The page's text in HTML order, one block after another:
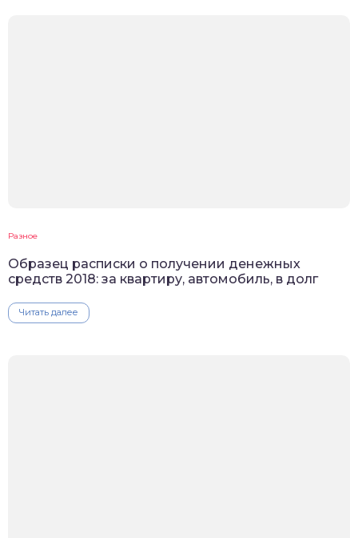
Разное
Образец расписки о получении денежных
средств 2018: за квартиру, автомобиль, в долг
Читать далее